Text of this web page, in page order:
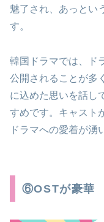
魅了され、あっとい
す。
韓国ドラマでは、ド
公開されることが多
に込めた思いを話し
すめです。キャスト
ドラマへの愛着が湧
⑥OSTが豪華